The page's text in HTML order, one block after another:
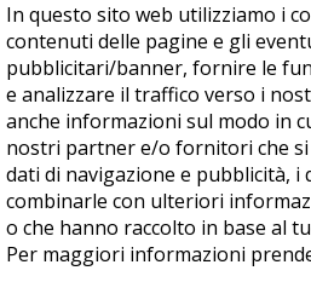
In questo sito web utilizziamo i
contenuti delle pagine e gli
pubblicitari/banner, fornire le
e analizzare il traffico verso i
anche informazioni sul modo in
nostri partner e/o fornitori che si
dati di navigazione e pubblicità,
combinarle con ulteriori
o che hanno raccolto in base al
Per maggiori informazioni
ASD Let's Sport - Via T. Olivelli 3, 25014
04278030988
© Copyright 2015 | All Rights Reserved -
Privacy Policy Cookie